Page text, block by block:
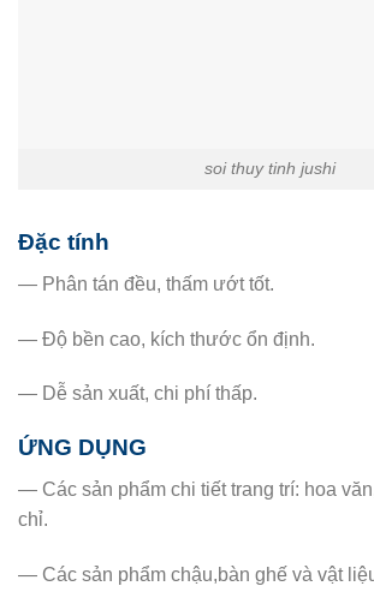
soi thuy tinh jushi
Đặc tính
— Phân tán đều, thấm ướt tốt.
— Độ bền cao, kích thước ổn định.
— Dễ sản xuất, chi phí thấp.
ỨNG DỤNG
— Các sản phẩm chi tiết trang trí: hoa
chỉ.
— Các sản phẩm chậu,bàn ghế và vật